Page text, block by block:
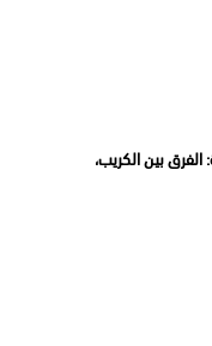
بين الكريب،